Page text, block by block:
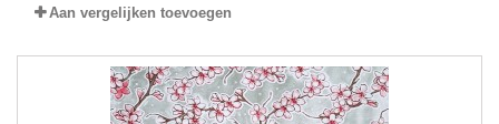
Aan vergelijken toevoegen